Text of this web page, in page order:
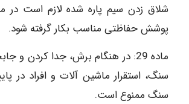
شلاق زدن سیم پاره شده لازم است
پوشش حفاظتی مناسب بکار گرفته شود.
ماده‌ 29: در هنگام برش، جدا کردن و
سنگ، استقرار ماشین آلات و افراد در
سنگ ممنوع است.